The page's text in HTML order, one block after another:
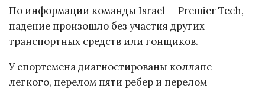
По информации команды Israel — Premier Tech,
падение произошло без участия других
транспортных средств или гонщиков.
У спортсмена диагностированы коллапс
легкого, перелом пяти ребер и перелом